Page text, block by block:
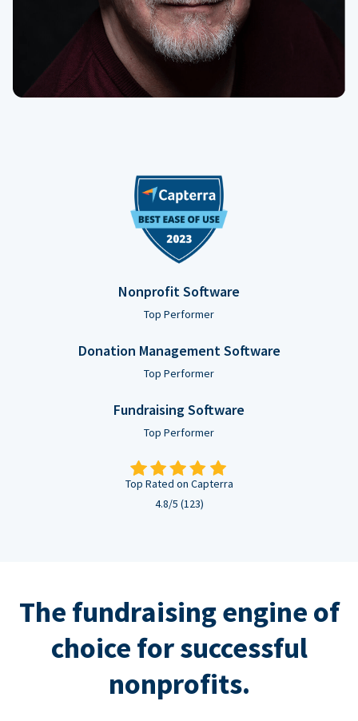
Nonprofit Software
Top Performer
Donation Management Software
Top Performer
Fundraising Software
Top Performer
Top Rated on Capterra
4.8/5 (123)
The fundraising engine of
choice for successful
nonprofits.